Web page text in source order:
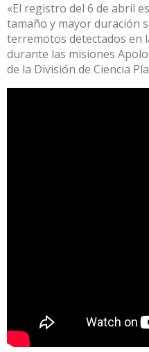
«El registro del 6 de abril
tamaño y mayor duración
terremotos detectados en
durante las misiones
de la División de Ciencia